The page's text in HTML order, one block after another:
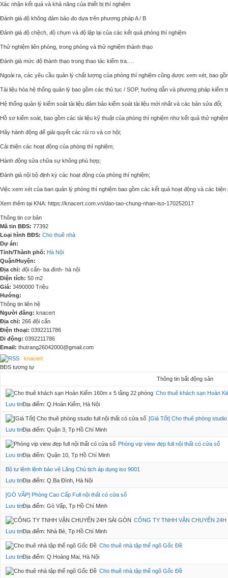
Xác nhận kết quả và khả năng của thiết bị thí nghiệm
Đánh giá độ không đảm bảo đo dựa trên phương pháp A / B
Đánh giá độ chệch, độ chụm và độ lặp lại của các kết quả phòng thí nghiệm
Thử nghiệm liên phòng, trong phòng và thử nghiệm thành thạo
Đánh giá mức độ thành thạo trong thao tác kiểm tra….
Ngoài ra, các yêu cầu quản lý chất lượng của phòng thí nghiệm cũng được xem xét, bao
Tài liệu hóa hệ thống quản lý bao gồm các thủ tục / SOP, hướng dẫn và phương pháp kiểm
Hệ thống quản lý kiểm soát tài liệu đảm bảo kiểm soát tài liệu mới nhất và các bản sửa đổi;
Hồ sơ kiểm soát, bao gồm các tài liệu kỹ thuật của phòng thí nghiệm như kết quả thử
Hãy hành động để giải quyết các rủi ro và cơ hội;
Cải thiện các hoạt động của phòng thí nghiệm;
Hành động sửa chữa sự không phù hợp;
Đánh giá nội bộ định kỳ các hoạt động của phòng thí nghiệm;
Việc xem xét của ban quản lý phòng thí nghiệm bao gồm các kết quả hoạt động và các biện
Xem thêm tại KNA: https://knacert.com.vn/dao-tao-chung-nhan-iso-170252017
Thông tin cơ bản
Mã tin BĐS: 77392
Loại hình BĐS: Cho thuê nhà
Dự án:
Tỉnh/Thành phố: Hà Nội
Quận/Huyện:
Địa chỉ: đội cấn- ba đình- hà nội
Diện tích: 50 m2
Giá: 3490000 Triệu
Hướng:
Thông tin liên hệ
Người đăng: knacert
Địa chỉ: 266 đội cấn
Điện thoại: 0392211786
Di động: 0392211786
Email: thutrang26042000@gmail.com
knacert
BĐS tương tự
Thông tin bất động sản
Cho thuê khách sạn Hoàn
Lưu tinĐịa điểm: Q.Hoàn Kiếm, Hà Nội
[Giá Tốt] Cho thuê phòng
Lưu tinĐịa điểm: Quận 3, Tp Hồ Chí Minh
Phòng vip view đẹp full nội thất có cửa sổ
Lưu tinĐịa điểm: Quận 10, Tp Hồ Chí Minh
Bộ tư lệnh lệnh bảo vệ Lăng Chủ tịch áp dụng iso 9001
Lưu tinĐịa điểm: Q.Ba Đình, Hà Nội
[GÒ VẤP] Phòng Cao Cấp Full nội thất có cửa sổ
Lưu tinĐịa điểm: Gò Vấp, Tp Hồ Chí Minh
CÔNG TY TNHH VẬN CHUYỂN 24H
Lưu tinĐịa điểm: Nhà Bè, Tp Hồ Chí Minh
Cho thuê nhà tập thể ngõ Gốc Đề
Lưu tinĐịa điểm: Q.Hoàng Mai, Hà Nội
Cho thuê nhà tập thể ngõ Gốc Đề